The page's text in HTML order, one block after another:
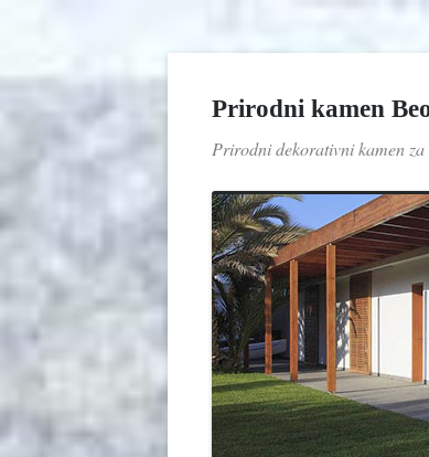
Prirodni kamen
Prirodni dekorativni kamen za